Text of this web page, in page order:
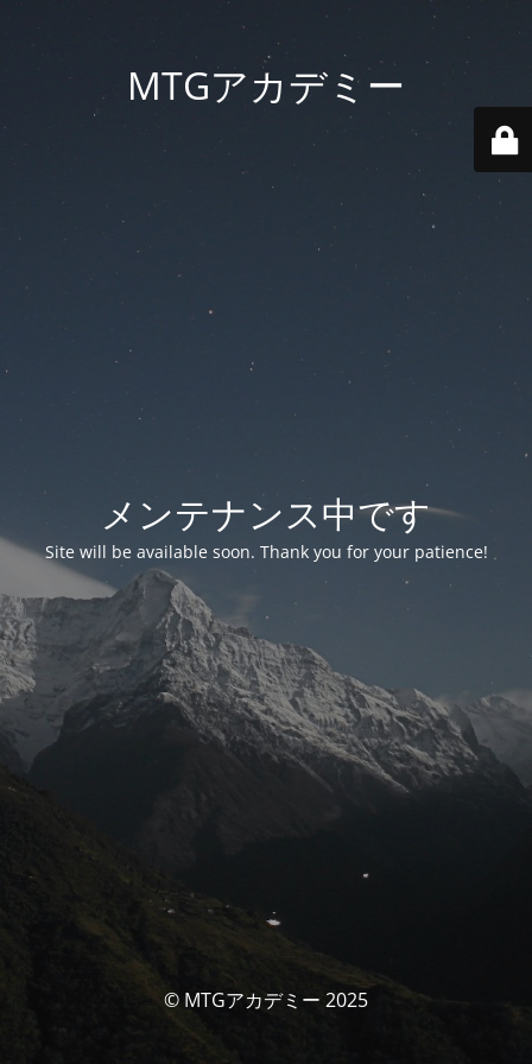
MTGアカデミー
メンテナンス中です
Site will be available soon. Thank you for your patience!
© MTGアカデミー 2025